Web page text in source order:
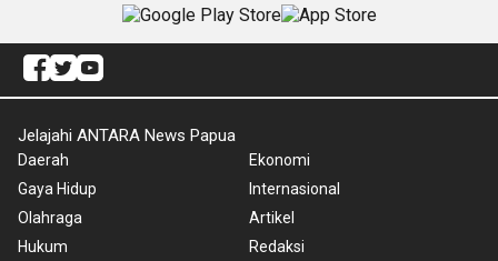
Jelajahi ANTARA News Papua
Daerah
Gaya Hidup
Olahraga
Hukum
Ekonomi
Internasional
Artikel
Redaksi